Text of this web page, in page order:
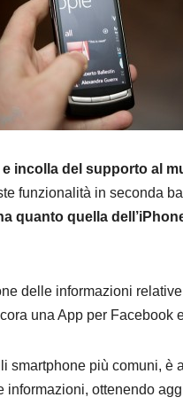
incolla del supporto al
funzionalità in seconda
quanto quella
delle informazioni
una App per Facebook
smartphone più comuni, è
ottenendo